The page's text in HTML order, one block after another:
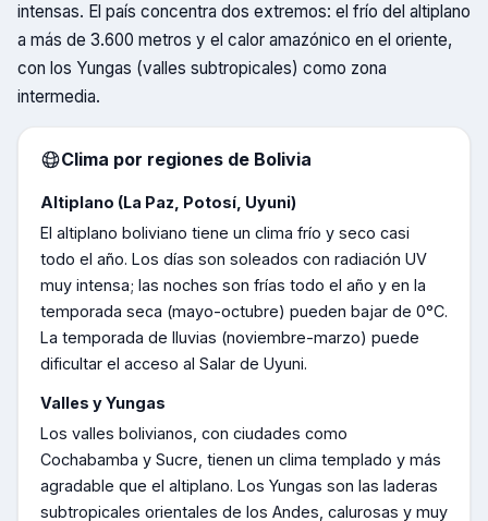
intensas. El país concentra dos extremos: el frío del altiplano
a más de 3.600 metros y el calor amazónico en el oriente,
con los Yungas (valles subtropicales) como zona
intermedia.
Clima por regiones de Bolivia
Altiplano (La Paz, Potosí, Uyuni)
El altiplano boliviano tiene un clima frío y seco casi
todo el año. Los días son soleados con radiación UV
muy intensa; las noches son frías todo el año y en la
temporada seca (mayo-octubre) pueden bajar de 0°C.
La temporada de lluvias (noviembre-marzo) puede
dificultar el acceso al Salar de Uyuni.
Valles y Yungas
Los valles bolivianos, con ciudades como
Cochabamba y Sucre, tienen un clima templado y más
agradable que el altiplano. Los Yungas son las laderas
subtropicales orientales de los Andes, calurosas y muy